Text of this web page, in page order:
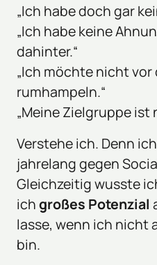
„Ich habe doch gar
„Ich habe keine
dahinter.“
„Ich möchte nicht vor
rumhampeln.“
„Meine Zielgruppe
Verstehe ich. Denn
jahrelang gegen
Gleichzeitig wusste
ich großes Potenzial
lasse, wenn ich nicht
bin.